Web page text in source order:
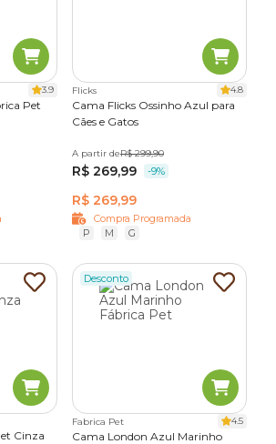
3.9
Pet
Flicks 4.8
Cama Flicks Ossinho Azul para
Cães e Gatos
A partir deR$ 299,90
R$ 269,99 -9%
R$ 269,99
Compra Programada
P
M G
Cinza
Desconto
Fabrica Pet 4.5
Cama London Azul Marinho